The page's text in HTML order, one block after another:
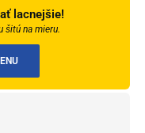
lacnejšie!
šitú na mieru.